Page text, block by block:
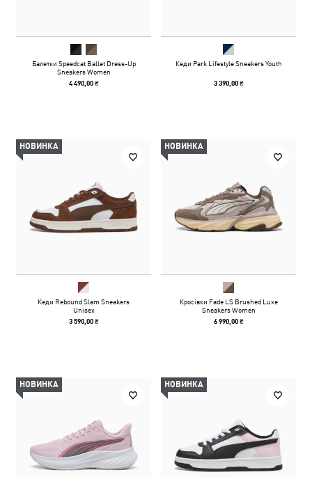
Балетки Speedcat Ballet Dress-Up
Sneakers Women
4 490,00 ₴
Кеди Park Lifestyle Sneakers Youth
3 390,00 ₴
НОВИНКА
Кеди Rebound Slam Sneakers
Unisex
3 590,00 ₴
НОВИНКА
Кросівки Fade LS Brushed Luxe
Sneakers Women
6 990,00 ₴
НОВИНКА НОВИНКА